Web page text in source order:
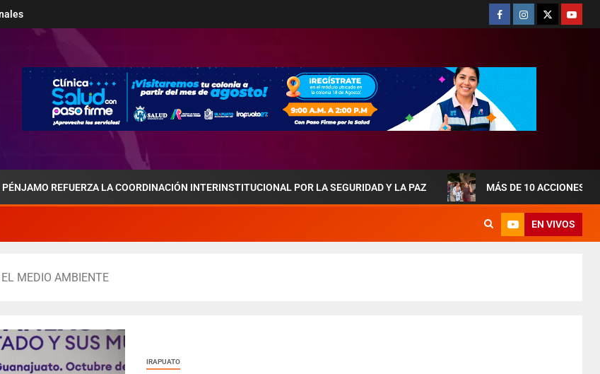
LA COORDINACIÓN INTERINSTITUCIONAL POR LA SEGURIDAD Y LA PAZ MÁS DE 10 ACCIONES DE OBRAS
EN VIVOS
MEDIO AMBIENTE
IRAPUATO